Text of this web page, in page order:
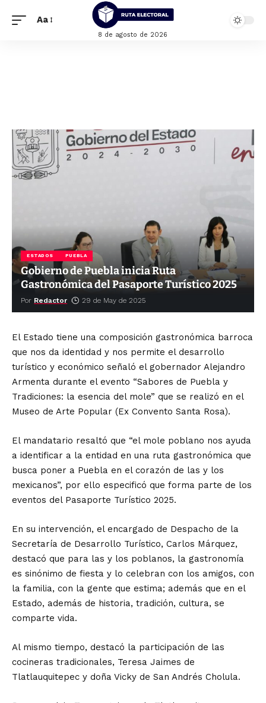
Aa
8 de agosto de 2026
ESTADOS PUEBLA
Gobierno de Puebla inicia Ruta
Gastronómica del Pasaporte Turístico 2025
Por Redactor 29 de May de 2025
El Estado tiene una composición gastronómica barroca
que nos da identidad y nos permite el desarrollo
turístico y económico señaló el gobernador Alejandro
Armenta durante el evento “Sabores de Puebla y
Tradiciones: la esencia del mole” que se realizó en el
Museo de Arte Popular (Ex Convento Santa Rosa).
El mandatario resaltó que “el mole poblano nos ayuda
a identificar a la entidad en una ruta gastronómica que
busca poner a Puebla en el corazón de las y los
mexicanos”, por ello especificó que forma parte de los
eventos del Pasaporte Turístico 2025.
En su intervención, el encargado de Despacho de la
Secretaría de Desarrollo Turístico, Carlos Márquez,
destacó que para las y los poblanos, la gastronomía
es sinónimo de fiesta y lo celebran con los amigos, con
la familia, con la gente que estima; además que en el
Estado, además de historia, tradición, cultura, se
comparte vida.
Al mismo tiempo, destacó la participación de las
cocineras tradicionales, Teresa Jaimes de
Tlatlauquitepec y doña Vicky de San Andrés Cholula.